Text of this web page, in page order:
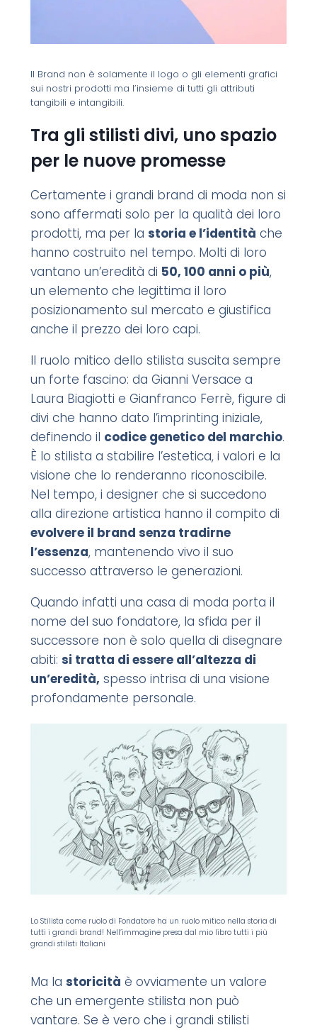
Il Brand non è solamente il logo o gli elementi grafici
sui nostri prodotti ma l’insieme di tutti gli attributi
tangibili e intangibili.
Tra gli stilisti divi, uno spazio
per le nuove promesse
Certamente i grandi brand di moda non si
sono affermati solo per la qualità dei loro
prodotti, ma per la storia e l’identità che
hanno costruito nel tempo. Molti di loro
vantano un’eredità di 50, 100 anni o più,
un elemento che legittima il loro
posizionamento sul mercato e giustifica
anche il prezzo dei loro capi.
Il ruolo mitico dello stilista suscita sempre
un forte fascino: da Gianni Versace a
Laura Biagiotti e Gianfranco Ferrè, figure di
divi che hanno dato l’imprinting iniziale,
definendo il codice genetico del marchio.
È lo stilista a stabilire l’estetica, i valori e la
visione che lo renderanno riconoscibile.
Nel tempo, i designer che si succedono
alla direzione artistica hanno il compito di
evolvere il brand senza tradirne
l’essenza, mantenendo vivo il suo
successo attraverso le generazioni.
Quando infatti una casa di moda porta il
nome del suo fondatore, la sfida per il
successore non è solo quella di disegnare
abiti: si tratta di essere all’altezza di
un’eredità, spesso intrisa di una visione
profondamente personale.
Lo Stilista come ruolo di Fondatore ha un ruolo mitico nella storia di
tutti i grandi brand! Nell’immagine presa dal mio libro tutti i più
grandi stilisti Italiani
Ma la storicità è ovviamente un valore
che un emergente stilista non può
vantare. Se è vero che i grandi stilisti